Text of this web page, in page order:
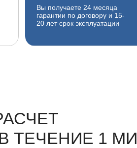
Вы получаете 24 месяца
гарантии по договору и 15-
20 лет срок эксплуатации
ТЕЧЕНИЕ 1